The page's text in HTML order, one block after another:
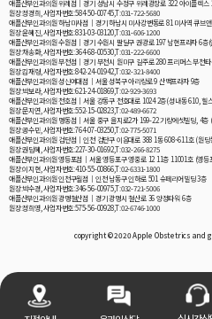
애플산부인과의원 위례점│경기 성남시 수정구 위례광장로 322 아이플렉스
원장:정경희, 사업자번호:584-50-00745,T:031-722-5680
애플산부인과의원 하남미사점│경기 하남시 미사강변동로 81 미사역 큐브
원장:윤혜진, 사업자번호:831-03-03120,T:031-606-1200
애플산부인과의원 수원점│경기 수원시 팔달구 권광로 197 남현프라자 6층(
원장:채송화, 사업자번호:364-68-00530,T:031-222-6600
애플산부인과의원 부천점│경기 부천시 원미구 길주로 280 프리머스 부천
원장:김재령, 사업자번호:842-24-01942,T:032-321-8400
애플산부인과의원 성신여대점│서울 성북구 아리랑로 9 산맥프라자 9층
원장:박보라, 사업자번호:621-24-01869,T:02-929-3693
애플산부인과의원 천호점│서울 강동구 천호대로 1024 2층(성내동 610, 힐
원장:문지연, 사업자번호:552-15-02823,T:02-489-6672
애플산부인과의원 명동점│서울 중구 을지로2가 199-22 기랑에셋빌딩, 4층
원장:공수민, 사업자번호:764-07-03250,T:02-775-5071
애플산부인과의원 검단점│인천 검단구 이음대로 388 1동 608~611호 (원
원장:권담혜, 사업자번호:227-30-01692,T:032-266-8275
애플산부인과의원 영등포점│서울 영등포구 영중로 12 11층 11001호 (영등
원장:이지현, 사업자번호:410-55-00866,T:02-6331-1800
애플산부인과의원 인천구월점│인천 남동구 인하로 501 슈페리어빌딩 3층
원장:박수경, 사업자번호:346-56-00975,T:032-721-5006
애플산부인과의원 광명철산점│경기 광명시 철산로 36 양정타워 6층
원장:정희영, 사업자번호:575-56-00928,T:02-6746-1000
copyright © 2020 Apple Obstetrics and